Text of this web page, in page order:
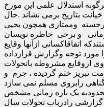
استدلال علمی این مورخ
بتاریخ برمی نشاند .حال
وممتازی همچون یحیی
و برخی خاطره نویسان
اتفاقاکسانی ازآنها وقایع
تهران را مورد توجه وگزارش قرارداده
ازوقایع مشروطه باتحولات
تبریز ختم گردیده ، جرم و
یک بازه زمانی مشخص
گزارشی رادرباب تحولات سال